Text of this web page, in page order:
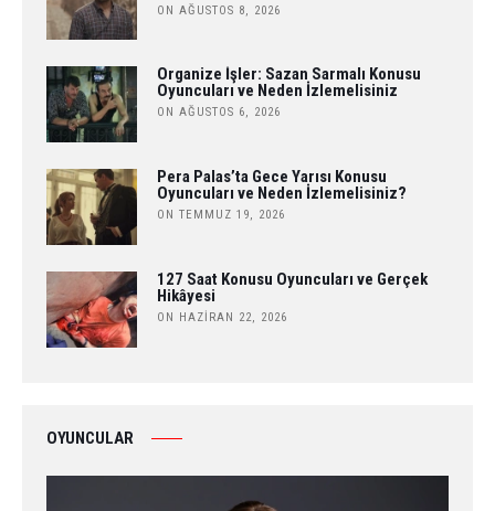
ON AĞUSTOS 8, 2026
Organize İşler: Sazan Sarmalı Konusu
Oyuncuları ve Neden İzlemelisiniz
ON AĞUSTOS 6, 2026
Pera Palas’ta Gece Yarısı Konusu
Oyuncuları ve Neden İzlemelisiniz?
ON TEMMUZ 19, 2026
127 Saat Konusu Oyuncuları ve Gerçek
Hikâyesi
ON HAZIRAN 22, 2026
OYUNCULAR